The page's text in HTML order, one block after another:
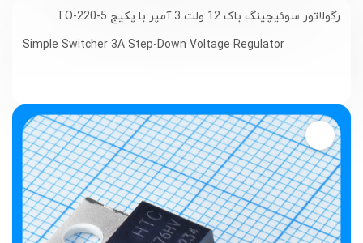
رگولاتور سوئیچینگ باک 12 ولت 3 آمپر با پکیج TO-220-5
Simple Switcher 3A Step-Down Voltage Regulator